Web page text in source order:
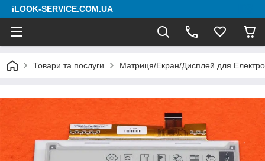
iLOOK-SERVICE.COM.UA
Товари та послуги Матриця/Екран/Дисплей для